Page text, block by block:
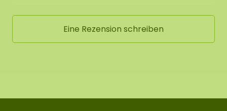
Eine Rezension schreiben